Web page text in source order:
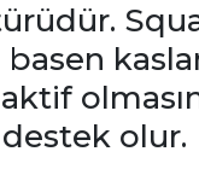
basen
destek olur.